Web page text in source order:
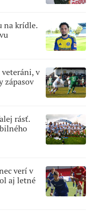
na krídle.
v
zápasov
rásť.
verí v
aj letné